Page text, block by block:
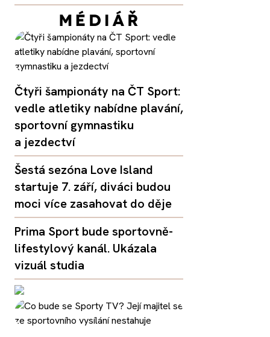
Čtyři šampionáty na ČT Sport:
vedle atletiky nabídne plavání,
sportovní gymnastiku
a jezdectví
Šestá sezóna Love Island
startuje 7. září, diváci budou
moci více zasahovat do děje
Prima Sport bude sportovně-
lifestylový kanál. Ukázala
vizuál studia